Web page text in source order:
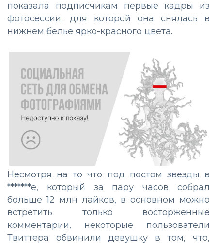
показала подписчикам первые кадры из
фотосессии, для которой она снялась в
нижнем белье ярко-красного цвета.
Несмотря на то что под постом звезды в
*******е, который за пару часов собрал
больше 12 млн лайков, в основном можно
встретить только восторженные
комментарии, некоторые пользователи
Твиттера обвинили девушку в том, что,